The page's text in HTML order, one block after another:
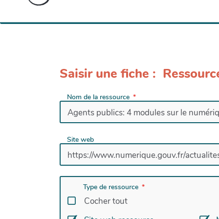
Saisir une fiche :
Nom de la ressource
Site web
Type de ressource
Cocher tout